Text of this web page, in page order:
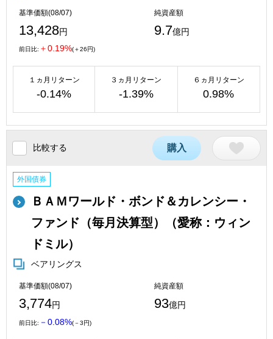
基準価額(08/07)
13,428円
純資産額
9.7億円
前日比: ＋0.19%(＋26円)
１ヵ月リターン
-0.14%
３ヵ月リターン
-1.39%
６ヵ月リターン
0.98%
比較する 購入
外国債券
ＢＡＭワールド・ボンド＆カレンシー・
ファンド（毎月決算型）（愛称：ウィン
ドミル）
ベアリングス
基準価額(08/07)
3,774円
純資産額
93億円
前日比: －0.08%(－3円)